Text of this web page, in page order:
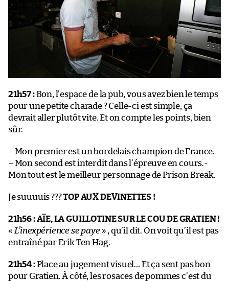
21h57 :Bon, l’espace de la pub, vous avez bien le temps
pour une petite charade ? Celle-ci est simple, ça
devrait aller plutôt vite. Et on compte les points, bien
sûr.
– Mon premier est un bordelais champion de France.
– Mon second est interdit dans l’épreuve en cours.-
Mon tout est le meilleur personnage de Prison Break.
Je suuuuis ???TOP AUX DEVINETTES !
21h56 :AÏE, LA GUILLOTINE SUR LE COU DE GRATIEN !
« L’inexpérience se paye» , qu’il dit. On voit qu’il est pas
entraîné par Erik Ten Hag.
21h54 :Place au jugement visuel… Et ça sent pas bon
pour Gratien. À côté, les rosaces de pommes c’est du